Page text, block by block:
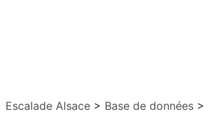
Escalade Alsace > Base de données >